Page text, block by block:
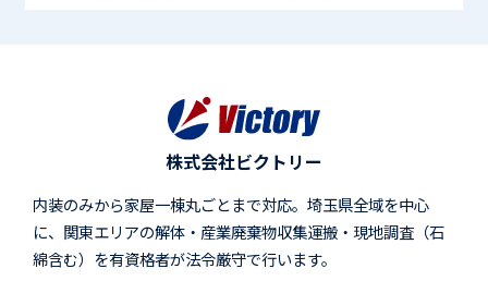
株式会社ビクトリー
内装のみから家屋一棟丸ごとまで対応。埼玉県全域を中心
に、関東エリアの解体・産業廃棄物収集運搬・現地調査（石
綿含む）を有資格者が法令厳守で行います。